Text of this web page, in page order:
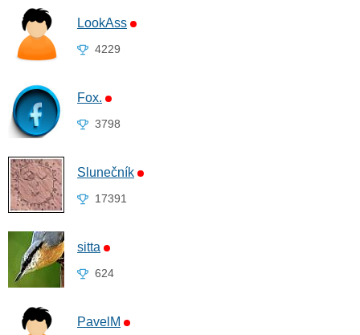
LookAss
4229
Fox.
3798
Slunečník
17391
sitta
624
PavelM